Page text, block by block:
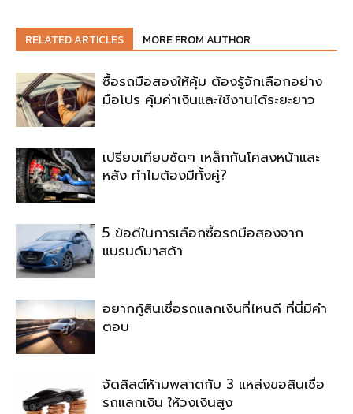
RELATED ARTICLES MORE FROM AUTHOR
ซื้อรถมือสองให้คุ้ม ต้องรู้จักเลือกอย่าง
มือโปร คุ้มค่าเงินและใช้งานได้ระยะยาว
เปรียบเทียบชัดๆ เหล็กกันโคลงหน้าและ
หลัง ทำไมต้องมีทั้งคู่?
5 ข้อดีในการเลือกซื้อรถมือสองจาก
แบรนด์มาสด้า
อยากกู้สินเชื่อรถแลกเงินที่ไหนดี ที่นี่มีคำ
ตอบ
จัดลิสต์ห้ามพลาดกับ 3 แหล่งขอสินเชื่อ
รถแลกเงิน ให้วงเงินสูง